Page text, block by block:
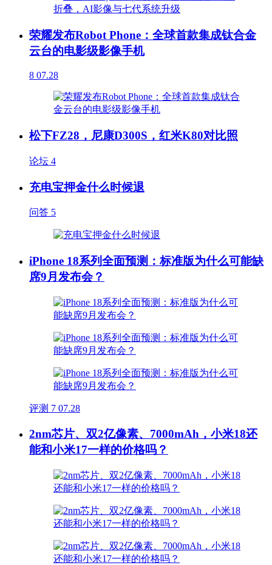
荣耀发布Robot Phone：全球首款集成钛合金
云台的电影级影像手机
8 07.28
松下FZ28，尼康D300S，红米K80对比照
论坛 4
充电宝押金什么时候退
问答 5
iPhone 18系列全面预测：标准版为什么可能缺
席9月发布会？
评测 7 07.28
2nm芯片、双2亿像素、7000mAh，小米18还
能和小米17一样的价格吗？